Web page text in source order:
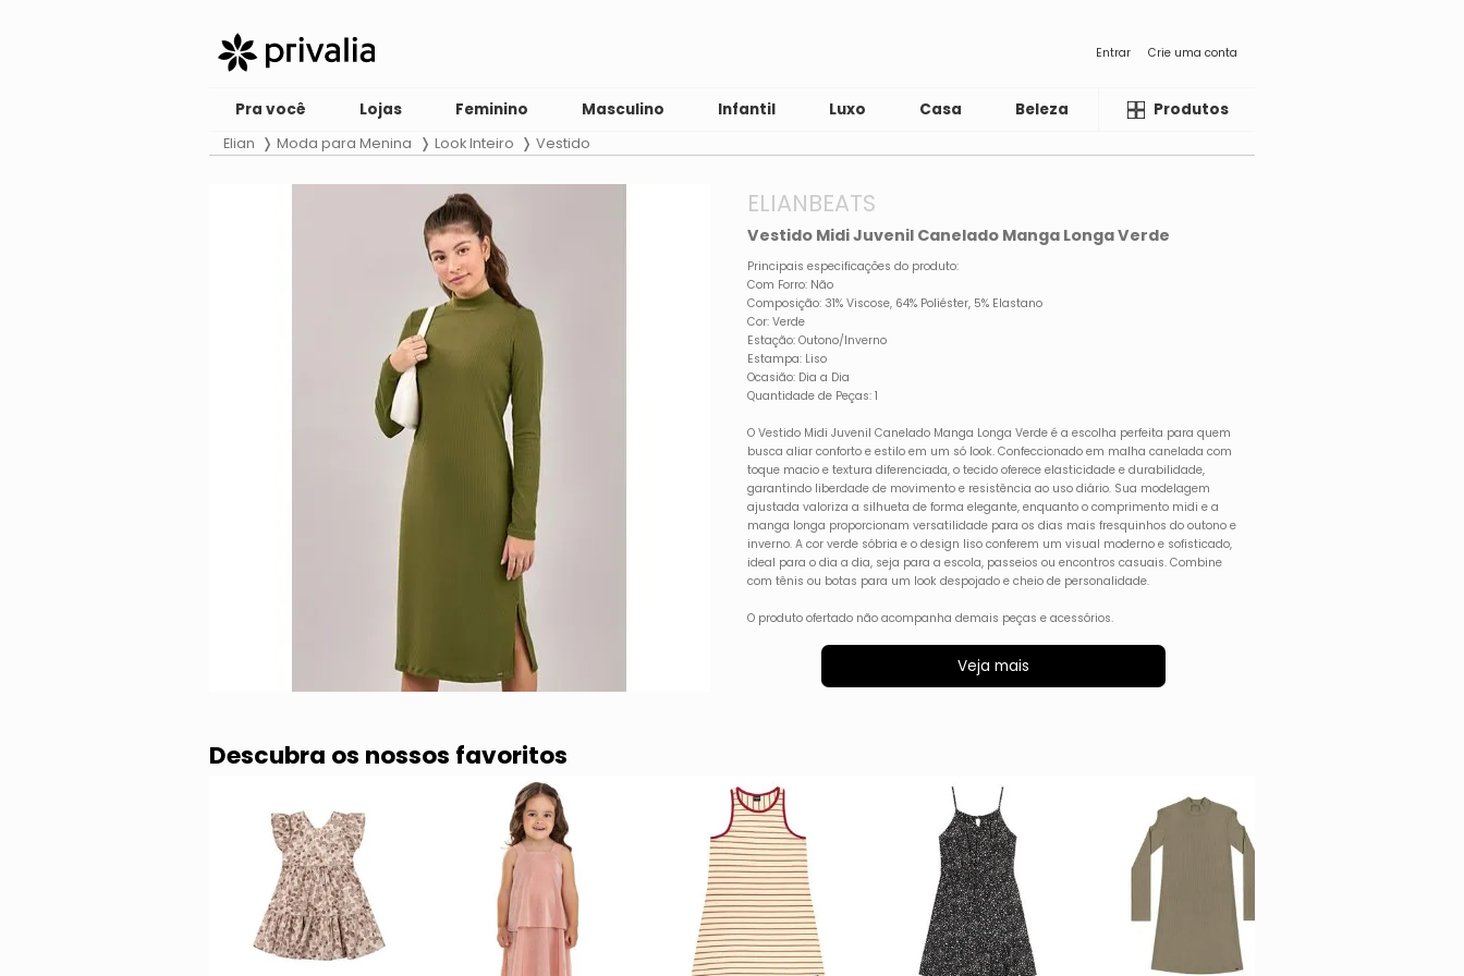
Entrar Crie uma conta
Pra você Lojas Feminino Masculino Infantil Luxo Casa Beleza LiquidaProdutos
Elian Moda para Menina Look Inteiro Vestido
ELIANBEATS
Vestido Midi Juvenil Canelado Manga Longa Verde
Principais especificações do produto:
Com Forro: Não
Composição: 31% Viscose, 64% Poliéster, 5% Elastano
Cor: Verde
Estação: Outono/Inverno
Estampa: Liso
Ocasião: Dia a Dia
Quantidade de Peças: 1
O Vestido Midi Juvenil Canelado Manga Longa Verde é a escolha perfeita para quem
busca aliar conforto e estilo em um só look. Confeccionado em malha canelada com
toque macio e textura diferenciada, o tecido oferece elasticidade e durabilidade,
garantindo liberdade de movimento e resistência ao uso diário. Sua modelagem
ajustada valoriza a silhueta de forma elegante, enquanto o comprimento midi e a
manga longa proporcionam versatilidade para os dias mais fresquinhos do outono e
inverno. A cor verde sóbria e o design liso conferem um visual moderno e sofisticado,
ideal para o dia a dia, seja para a escola, passeios ou encontros casuais. Combine
com tênis ou botas para um look despojado e cheio de personalidade.
O produto ofertado não acompanha demais peças e acessórios.
Veja mais
Descubra os nossos favoritos